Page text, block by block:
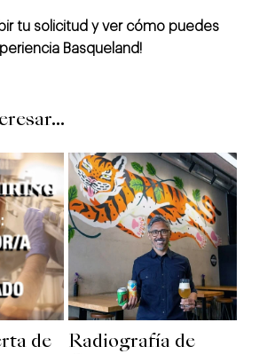
tu solicitud y ver cómo puedes
Basqueland!
de
Radiografía de